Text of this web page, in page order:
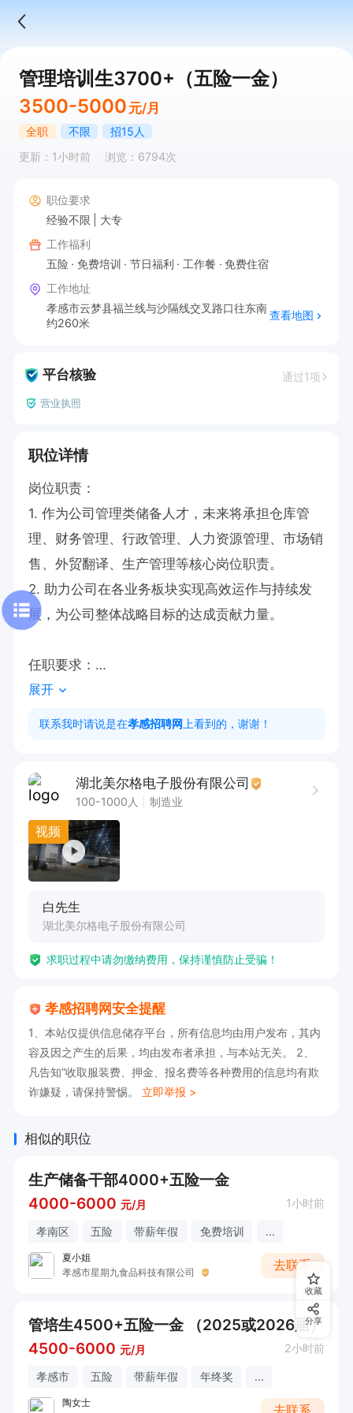
管理培训生3700+（五险一金）
3500-5000 元/月
全职 不限
招15人
更新：1小时前
浏览：6794次
职位要求
经验不限
大专
工作福利
五险
免费培训 节日福利 工作餐
免费住宿
工作地址
孝感市云梦县福兰线与沙隔线交叉路口往东南
约260米
查看地图
平台核验 通过1项
营业执照
职位详情
岗位职责：
1. 作为公司管理类储备人才，未来将承担仓库管
理、财务管理、行政管理、人力资源管理、市场销
售、外贸翻译、生产管理等核心岗位职责。
2. 助力公司在各业务板块实现高效运作与持续发
展，为公司整体战略目标的达成贡献力量。
任职要求：
1. 大专及本科学历毕业生，专业不限。
2. 具备较强的学习能力与发展潜力，渴望在管理
长进步。
福利待遇：
1. 入职即享五险，一年后购买公积金。
3. 薪资4000+（含五险一金），还有免费培训、
中山、洛阳等地均设有生产工厂，发展平台广阔。
诚邀广大毕业生加入，投递简历或电话联系，共创
美好未来。
展开
联系我时请说是在孝感招聘网 上看到的，谢谢！
湖北美尔格电子股份有限公司
100-1000人 制造业
视频
白先生
湖北美尔格电子股份有限公司
求职过程中请勿缴纳费用，保持谨慎防止受骗！
孝感招聘网安全提醒
1、本站仅提供信息储存平台，所有信息均由用户发布，其内
容及因之产生的后果，均由发布者承担，与本站无关。 2、
凡告知“收取服装费、押金、报名费等各种费用的信息均有欺
诈嫌疑，请保持警惕。 立即举报 >
相似的职位
生产储备干部4000+五险一金
4000-6000 元/月 1小时前
孝南区 五险 带薪年假 免费培训 ...
夏小姐
孝感市星期九食品科技有限公司
去联系
管培生4500+五险一金 （2025或2026届）
4500-6000 元/月 2小时前
孝感市 五险 带薪年假 年终奖 ...
陶女士
收藏
分享